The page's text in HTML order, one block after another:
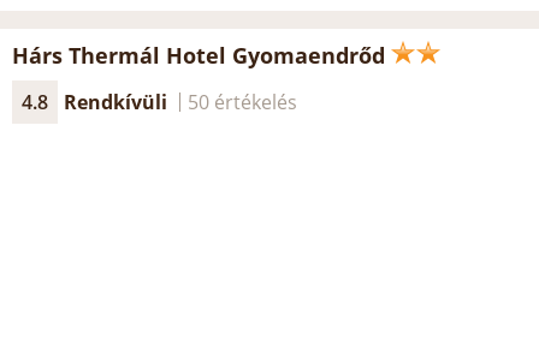
Hárs Thermál Hotel Gyomaendrőd
4.8 Rendkívüli 50 értékelés